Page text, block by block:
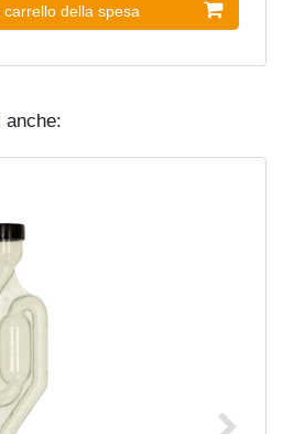
della spesa
anche: